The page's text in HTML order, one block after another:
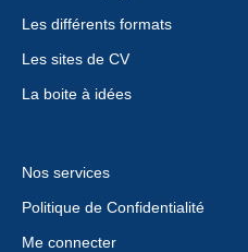
Les différents formats
Les sites de CV
La boite à idées
Nos services
Politique de Confidentialité
Me connecter